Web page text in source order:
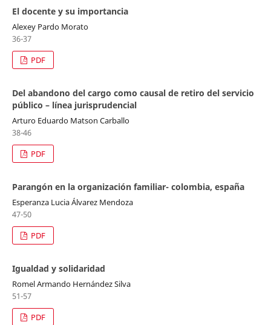
El docente y su importancia
Alexey Pardo Morato
36-37
PDF
Del abandono del cargo como causal de retiro del servicio
público – línea jurisprudencial
Arturo Eduardo Matson Carballo
38-46
PDF
Parangón en la organización familiar- colombia, españa
Esperanza Lucia Álvarez Mendoza
47-50
PDF
Igualdad y solidaridad
Romel Armando Hernández Silva
51-57
PDF